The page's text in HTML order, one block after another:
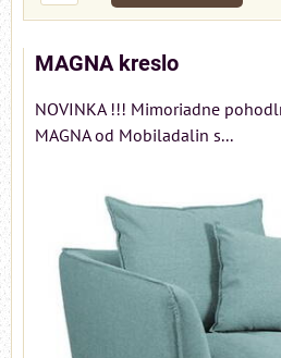
MAGNA kreslo
NOVINKA !!! Mimoriadne
MAGNA od Mobiladalin s...